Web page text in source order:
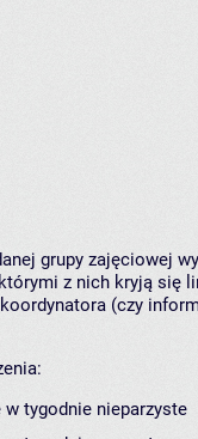
grupy zajęciowej
z nich kryją się
(czy
tygodnie nieparzyste